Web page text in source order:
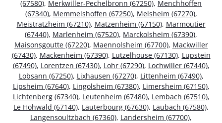
(67580), Merkwiller-Pechelbronn (67250), Menchhoffen
(67340), Memmelshoffen (67250), Melsheim (67270),
Meistratzheim (67210), Matzenheim (67150), Marmoutier
(67440), Marlenheim (67520), Marckolsheim (67390),
Maisonsgoutte (67220), Maennolsheim (67700), Mackwiller
(67430), Mackenheim (67390), Lutzelhouse (67130), Lupstein
(67490), Lorentzen (67430), Lohr (67290), Lochwiller (67440),
Lobsann (67250), Lixhausen (67270), Littenheim (67490),
Lipsheim (67640), Lingolsheim (67380), Limersheim (67150),
Lichtenberg (67340), Leutenheim (67480), Lembach (67510),
Le Hohwald (67140), Lauterbourg (67630), Laubach (67580),
Langensoultzbach (67360), Landersheim (67700),